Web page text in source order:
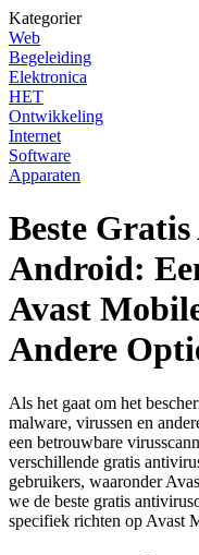
Kategorier
Web
Begeleiding
Elektronica
HET
Ontwikkeling
Internet
Software
Apparaten
Beste
Android:
Avast
Andere
Als het gaat om het
malware, virussen en
een betrouwbare
verschillende gratis
gebruikers, waaronder
we de beste gratis
specifiek richten op Avast